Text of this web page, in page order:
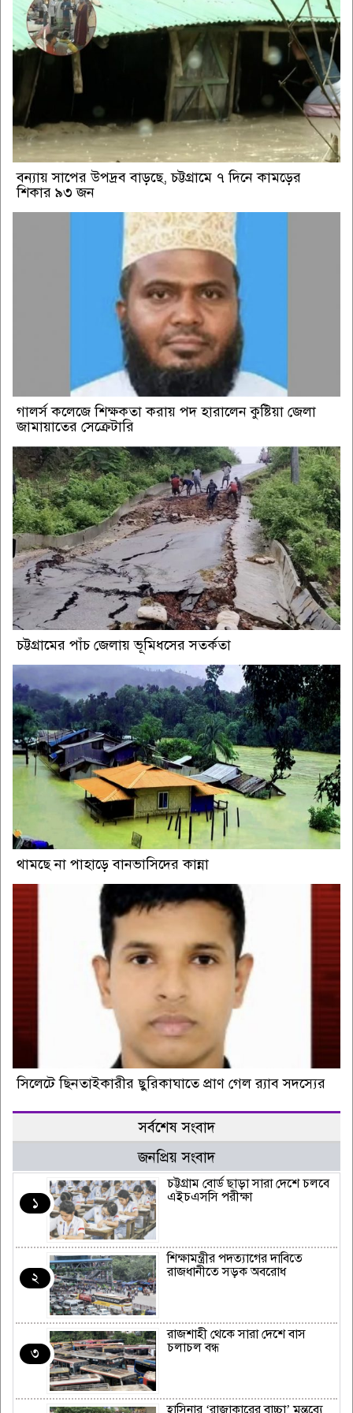
বন্যায় সাপের উপদ্রব বাড়ছে, চট্টগ্রামে ৭ দিনে কামড়ের
শিকার ৯৩ জন
গালর্স কলেজে শিক্ষকতা করায় পদ হারালেন কুষ্টিয়া জেলা
জামায়াতের সেক্রেটারি
চট্টগ্রামের পাঁচ জেলায় ভূমিধসের সতর্কতা
থামছে না পাহাড়ে বানভাসিদের কান্না
সিলেটে ছিনতাইকারীর ছুরিকাঘাতে প্রাণ গেল র‍্যাব সদস্যের
সর্বশেষ সংবাদ
জনপ্রিয় সংবাদ
১
চট্টগ্রাম বোর্ড ছাড়া সারা দেশে চলবে
এইচএসসি পরীক্ষা
২
শিক্ষামন্ত্রীর পদত্যাগের দাবিতে
রাজধানীতে সড়ক অবরোধ
৩
রাজশাহী থেকে সারা দেশে বাস
চলাচল বন্ধ
হাসিনার ‘রাজাকারের বাচ্চা’ মন্তব্যে